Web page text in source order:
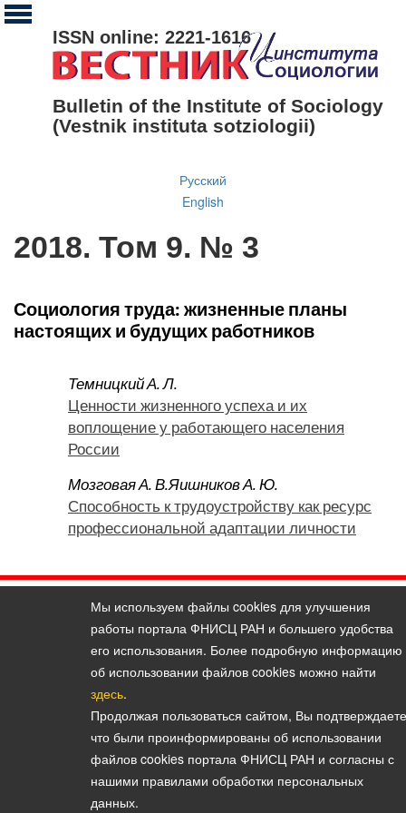
ISSN online: 2221-1616
Bulletin of the Institute of Sociology
(Vestnik instituta sotziologii)
Русский
English
2018. Том 9. № 3
Социология труда: жизненные планы
настоящих и будущих работников
Темницкий А. Л.
Ценности жизненного успеха и их
воплощение у работающего населения
России
Мозговая А. В.Яишников А. Ю.
Способность к трудоустройству как ресурс
профессиональной адаптации личности
Политика конфиденциальности персональных данных
© 2026, Вестник Института социологии
vestnik@isras.ru
Мы используем файлы cookies для улучшения
работы портала ФНИСЦ РАН и большего удобства
его использования. Более подробную информацию
об использовании файлов cookies можно найти
здесь.
Продолжая пользоваться сайтом, Вы
что были проинформированы об использовании
файлов cookies портала ФНИСЦ РАН и согласны с
нашими правилами обработки персональных
данных.